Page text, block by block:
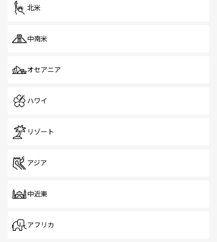
北米
中南米
オセアニア
ハワイ
リゾート
アジア
中近東
アフリカ